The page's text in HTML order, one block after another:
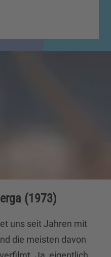
(1973)
uns seit Jahren mit
die meisten davon